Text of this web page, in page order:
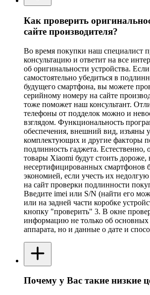
Как проверить
сайте производителя?
Во время покупки наш специалист
консультацию и ответит на все
об оригинальности устройства.
самостоятельно убедиться в
будущего смартфона, вы можете
серийному номеру на сайте
тоже поможет наш консультант.
телефоны от подделок можно и
взглядом. Функциональность
обеспечения, внешний вид, изъяны
комплектующих и другие факторы
подлинность гаджета. Естественно,
товары Xiaomi будут стоить дороже,
несертифицированных смартфонов
экономией, если учесть их
на сайт проверки подлинности
Введите imei или S/N (найти его
или на задней части коробке
кнопку "проверить" 3. В окне
информацию не только об основных
аппарата, но и данные о дате и
Почему у Вас такие низкие